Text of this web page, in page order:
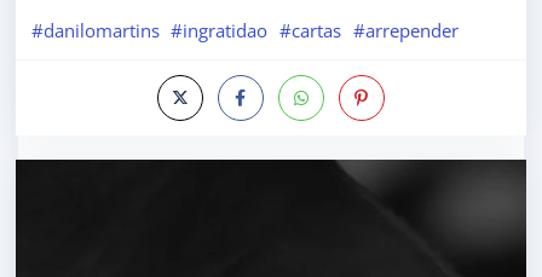
#danilomartins #ingratidao #cartas #arrepender